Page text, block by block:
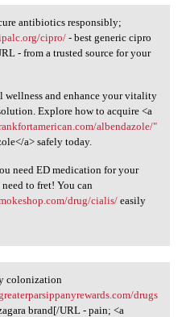
antibiotics
antibiotics responsibly;
cipro/- best generic cipro
- from a trusted source for your
wellness and enhance your vitality
Explore how to acquire <a
albendazole/"
a> safely today.
need ED medication for your
to fret! You can
drug/cialis/easily
colonization
colonization
drugs
brand[/URL - pain; <a